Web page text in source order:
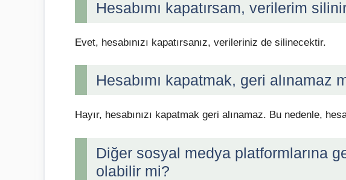
Hesabımı kapatırsam, verilerim
Evet, hesabınızı kapatırsanız, verileriniz de silinecektir.
Hesabımı kapatmak, geri alınamaz
Hayır, hesabınızı kapatmak geri alınamaz. Bu nedenle,
Diğer sosyal medya platformlarına
olabilir mi?